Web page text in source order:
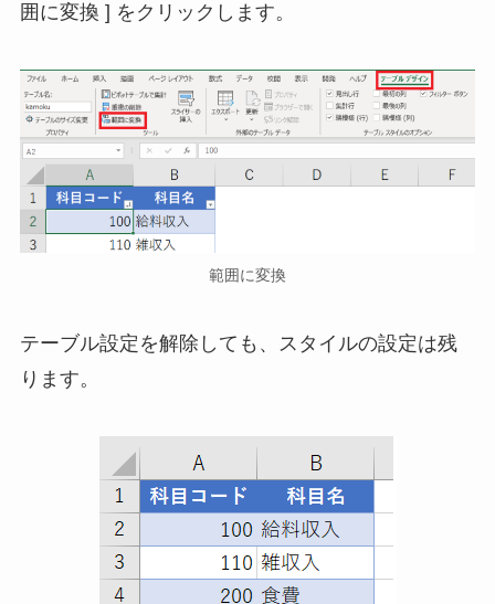
囲に変換 ] をクリックします。
範囲に変換
テーブル設定を解除しても、スタイルの設定は残
ります。